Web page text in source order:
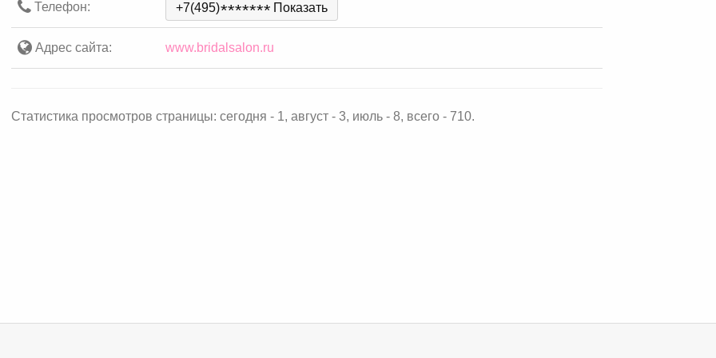
Телефон: +7(495)******* Показать
Адрес сайта: www.bridalsalon.ru
Статистика просмотров страницы: сегодня - 1, август - 3, июль - 8, всего - 710.